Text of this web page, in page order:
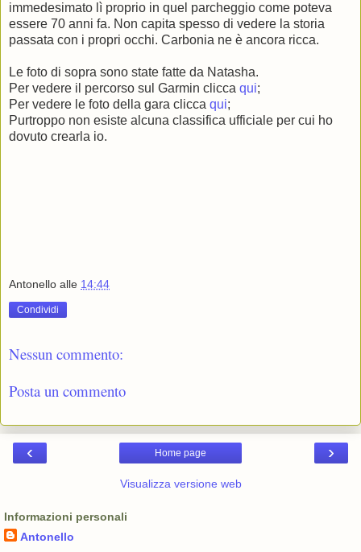
immedesimato lì proprio in quel parcheggio come poteva
essere 70 anni fa. Non capita spesso di vedere la storia
passata con i propri occhi. Carbonia ne è ancora ricca.
Le foto di sopra sono state fatte da Natasha.
Per vedere il percorso sul Garmin clicca qui;
Per vedere le foto della gara clicca qui;
Purtroppo non esiste alcuna classifica ufficiale per cui ho
dovuto crearla io.
Antonello alle 14:44
Condividi
Nessun commento:
Posta un commento
‹ ›
Home page
Visualizza versione web
Informazioni personali
Antonello